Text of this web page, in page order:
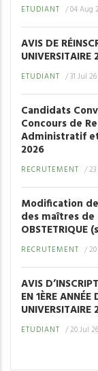
ETUDIANT /04 Aug
AVIS DE
ETUDIANT /31 Jul 26
Candidats
Concours de
Administratif
2026
RECRUTEMENT /
Modification
des maîtres de
RECRUTEMENT /
AVIS
EN 1ÈRE
ETUDIANT /20 Jul 26